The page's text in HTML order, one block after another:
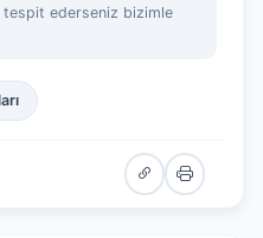
tespit ederseniz bizimle